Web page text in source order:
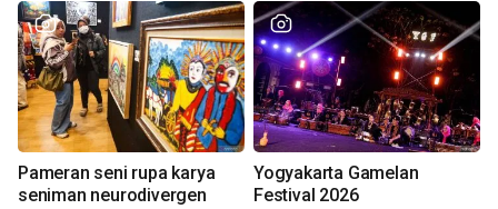
Pameran seni rupa karya
seniman neurodivergen
Yogyakarta Gamelan
Festival 2026